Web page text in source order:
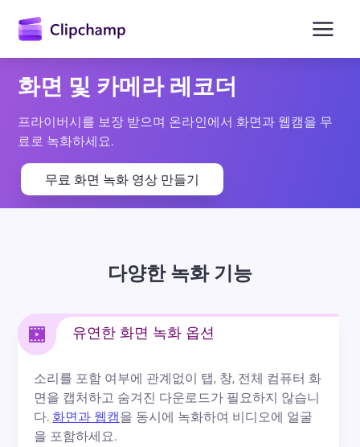
로
로그인
무료 체험하기
화면 및 카메라 레코더
프라이버시를 보장 받으며 온라인에서 화면과 웹캠을 무
료로 녹화하세요.
무료 화면 녹화 영상 만들기
다양한 녹화 기능
유연한 화면 녹화 옵션
소리를 포함 여부에 관계없이 탭, 창, 전체 컴퓨터 화
면을 캡처하고 숨겨진 다운로드가 필요하지 않습니
다. 화면과 웹캠을 동시에 녹화하여 비디오에 얼굴
을 포함하세요.